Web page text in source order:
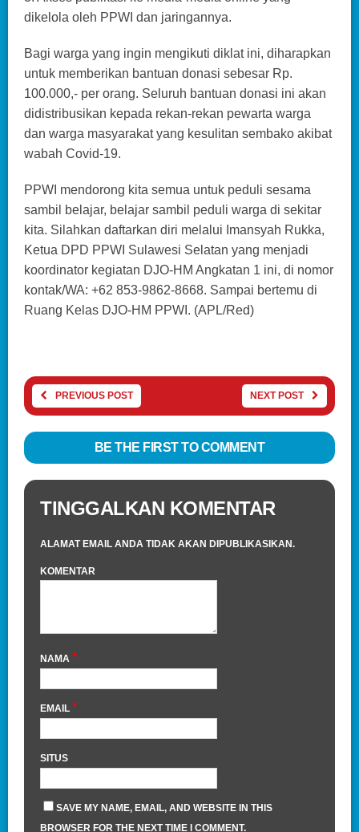
dikelola oleh PPWI dan jaringannya.
Bagi warga yang ingin mengikuti diklat ini, diharapkan
untuk memberikan bantuan donasi sebesar Rp.
100.000,- per orang. Seluruh bantuan donasi ini akan
didistribusikan kepada rekan-rekan pewarta warga
dan warga masyarakat yang kesulitan sembako akibat
wabah Covid-19.
PPWI mendorong kita semua untuk peduli sesama
sambil belajar, belajar sambil peduli warga di sekitar
kita. Silahkan daftarkan diri melalui Imansyah Rukka,
Ketua DPD PPWI Sulawesi Selatan yang menjadi
koordinator kegiatan DJO-HM Angkatan 1 ini, di nomor
kontak/WA: +62 853-9862-8668. Sampai bertemu di
Ruang Kelas DJO-HM PPWI. (APL/Red)
PREVIOUS POST NEXT POST
BE THE FIRST TO COMMENT
TINGGALKAN KOMENTAR
ALAMAT EMAIL ANDA TIDAK AKAN DIPUBLIKASIKAN.
KOMENTAR
NAMA *
EMAIL *
SITUS
SAVE MY NAME, EMAIL, AND WEBSITE IN THIS
BROWSER FOR THE NEXT TIME I COMMENT.